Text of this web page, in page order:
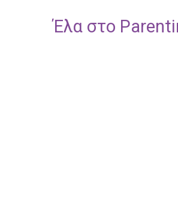
Έλα στο